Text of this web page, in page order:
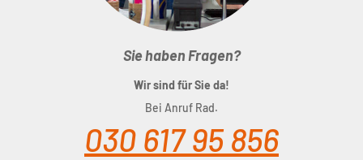
Sie haben Fragen?
Wir sind für Sie da!
Bei Anruf Rad.
030 617 95 856